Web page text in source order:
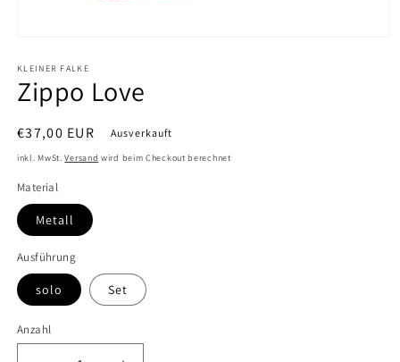
in
Modal
öffnen
KLEINER FALKE
Zippo Love
Normaler
Preis
€37,00 EUR Ausverkauft
inkl. MwSt.Versand wird beim Checkout berechnet
Material
Metall
Ausführung
solo Set
Anzahl